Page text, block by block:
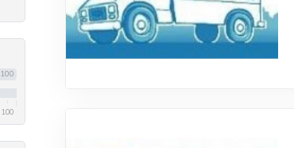
100
100